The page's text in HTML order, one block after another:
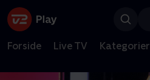
Forside Live TV Kategorier